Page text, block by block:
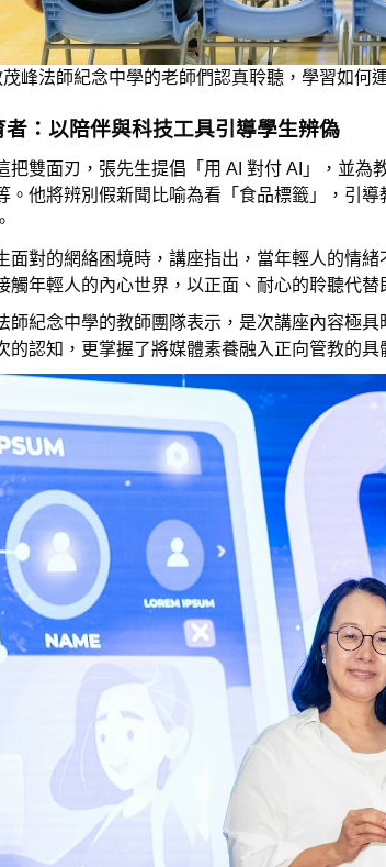
峰法師紀念中學的老師們認真聆聽，學習如何
者：以陪伴與科技工具引導學生辨偽
把雙面刃，張先生提倡「用 AI 對付 AI」，並
。他將辨別假新聞比喻為看「食品標籤」，引
面對的網絡困境時，講座指出，當年輕人的情
觸年輕人的內心世界，以正面、耐心的聆聽代
師紀念中學的教師團隊表示，是次講座內容極
的認知，更掌握了將媒體素養融入正向管教的